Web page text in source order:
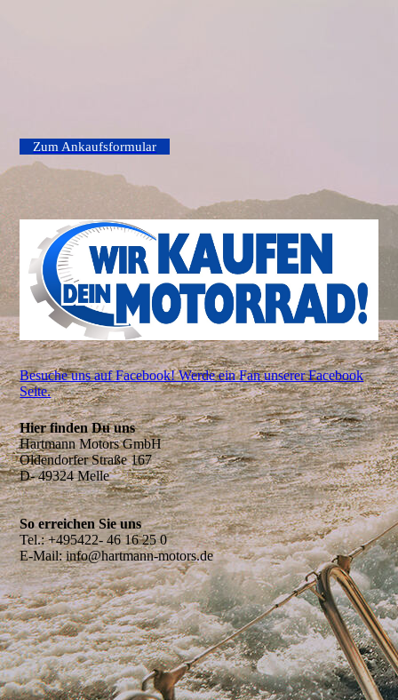
Zum Ankaufsformular
Besuche uns auf Facebook! Werde ein Fan unserer Facebook
Seite.
Hier finden Du uns
Hartmann Motors GmbH
Oldendorfer Straße 167
D- 49324 Melle
So erreichen Sie uns
Tel.: +495422- 46 16 25 0
E-Mail: info@hartmann-motors.de